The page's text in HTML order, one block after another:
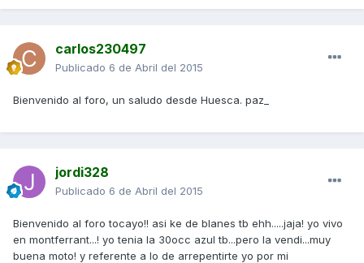
carlos230497
Publicado 6 de Abril del 2015
Bienvenido al foro, un saludo desde Huesca. paz_
jordi328
Publicado 6 de Abril del 2015
Bienvenido al foro tocayo!! asi ke de blanes tb ehh.....jaja! yo vivo
en montferrant...! yo tenia la 30occ azul tb...pero la vendi...muy
buena moto! y referente a lo de arrepentirte yo por mi